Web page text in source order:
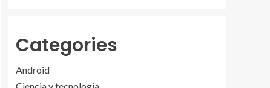
Categories
Android